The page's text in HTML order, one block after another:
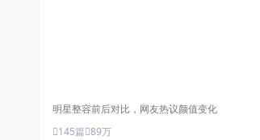
明星整容前后对比，网友热议颜值变化
145篇 89万